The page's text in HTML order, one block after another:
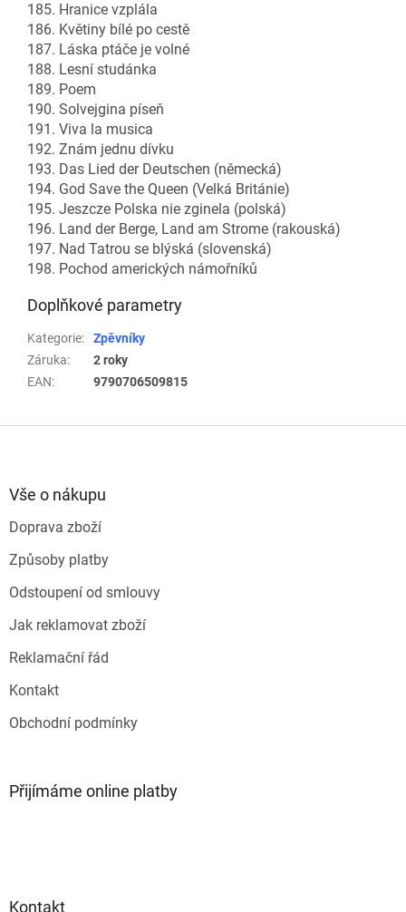
185. Hranice vzplála
186. Květiny bílé po cestě
187. Láska ptáče je volné
188. Lesní studánka
189. Poem
190. Solvejgina píseň
191. Viva la musica
192. Znám jednu dívku
193. Das Lied der Deutschen (německá)
194. God Save the Queen (Velká Británie)
195. Jeszcze Polska nie zginela (polská)
196. Land der Berge, Land am Strome (rakouská)
197. Nad Tatrou se blýská (slovenská)
198. Pochod amerických námořníků
Doplňkové parametry
Kategorie:
Zpěvníky
Záruka:
2 roky
EAN: 9790706509815
Vše o nákupu
Doprava zboží
Způsoby platby
Odstoupení od smlouvy
Jak reklamovat zboží
Reklamační řád
Kontakt
Obchodní podmínky
Přijímáme online platby
Kontakt